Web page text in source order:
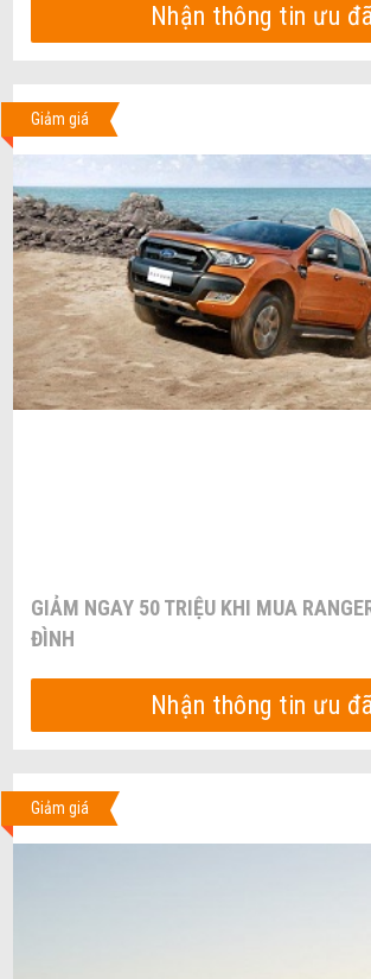
Nhận thông tin ưu
Giảm giá
GIẢM NGAY 50 TRIỆU KHI MUA
ĐÌNH
Nhận thông tin ưu
Giảm giá